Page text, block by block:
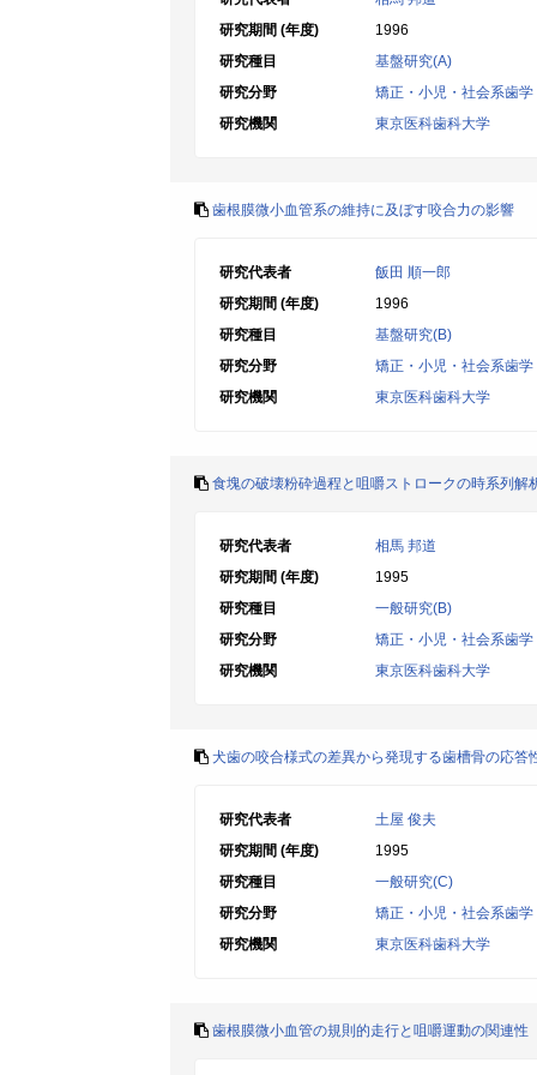
研究期間 (年度)
1996
研究種目
基盤研究(A)
研究分野
矯正・小児・社会系歯学
研究機関
東京医科歯科大学
歯根膜微小血管系の維持に及ぼす咬合力の影響
研究代表者
飯田 順一郎
研究期間 (年度)
1996
研究種目
基盤研究(B)
研究分野
矯正・小児・社会系歯学
研究機関
東京医科歯科大学
食塊の破壊粉砕過程と咀嚼ストロークの時系列解
研究代表者
相馬 邦道
研究期間 (年度)
1995
研究種目
一般研究(B)
研究分野
矯正・小児・社会系歯学
研究機関
東京医科歯科大学
犬歯の咬合様式の差異から発現する歯槽骨の応答
研究代表者
土屋 俊夫
研究期間 (年度)
1995
研究種目
一般研究(C)
研究分野
矯正・小児・社会系歯学
研究機関
東京医科歯科大学
歯根膜微小血管の規則的走行と咀嚼運動の関連性